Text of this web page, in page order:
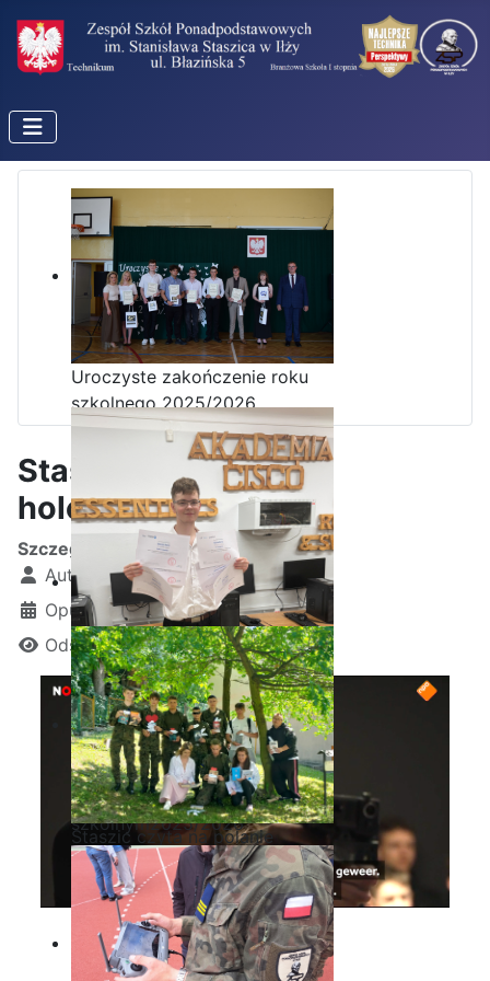
Uroczyste zakończenie roku
szkolnego 2025/2026
Ostatnia garść certyfikatów
Akademii CISCO w roku
szkolnym2025/2026
Staszic czyta na polanie
Staszic w telewizji
holenderskiej!
Szczegóły
Autor:
Kamil Krosta
Opublikowano: 30 marzec 2025
Odsłon: 1232